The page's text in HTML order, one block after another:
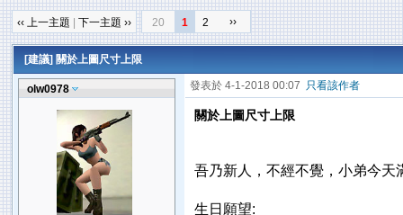
‹‹ 上一主題 |下一主題 ›› 20 1 2 ››
[建議] 關於上圖尺寸上限
olw0978 發表於 4-1-2018 00:07 只看該作者
關於上圖尺寸上限
吾乃新人，不經不覺，小弟今天
生日願望: